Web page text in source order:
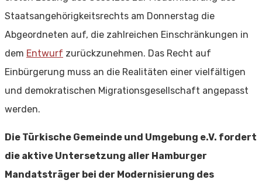
Staatsangehörigkeitsrechts am Donnerstag die
Abgeordneten auf, die zahlreichen Einschränkungen in
dem Entwurf zurückzunehmen. Das Recht auf
Einbürgerung muss an die Realitäten einer vielfältigen
und demokratischen Migrationsgesellschaft angepasst
werden.
Die Türkische Gemeinde und Umgebung e.V. fordert
die aktive Untersetzung aller Hamburger
Mandatsträger bei der Modernisierung des